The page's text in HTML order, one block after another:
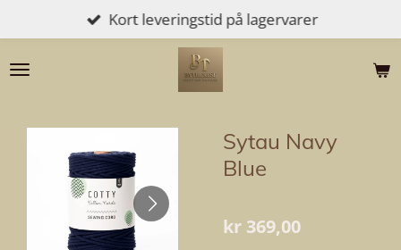
til
hovedinnhold
Kort leveringstid på lagervarer
Sytau Navy
Blue
kr 369,00